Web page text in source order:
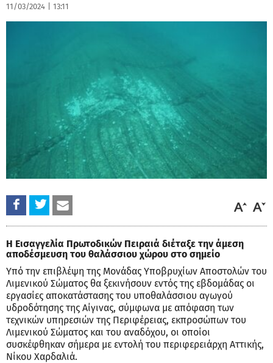
11/03/2024 13:11
Η Εισαγγελία Πρωτοδικών Πειραιά διέταξε την άμεση
αποδέσμευση του θαλάσσιου χώρου στο σημείο
Υπό την επιβλέψη της Μονάδας Υποβρυχίων Αποστολών του
Λιμενικού Σώματος θα ξεκινήσουν εντός της εβδομάδας οι
εργασίες αποκατάστασης του υποθαλάσσιου αγωγού
υδροδότησης της Αίγινας, σύμφωνα με απόφαση των
τεχνικών υπηρεσιών της Περιφέρειας, εκπροσώπων του
Λιμενικού Σώματος και του αναδόχου, οι οποίοι
συσκέφθηκαν σήμερα με εντολή του περιφερειάρχη Αττικής,
Νίκου Χαρδαλιά.